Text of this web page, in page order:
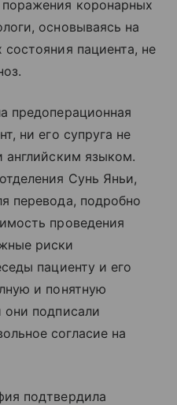
коронарных
основываясь на
пациента, не
предоперационная
ни его супруга не
английским языком.
Сунь Яньи,
перевода, подробно
проведения
риски
пациенту и его
и понятную
подписали
согласие на
подтвердила